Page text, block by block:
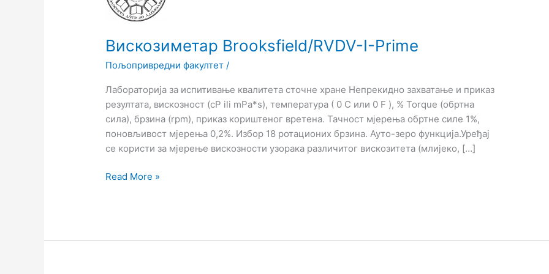
Вискозиметар Brooksfield/RVDV-I-Prime
Пољопривредни факултет /
Лабораторија за испитивање квалитета сточне хране Непрекидно захватање и приказ
резултата, вискозност (cP ili mPa*s), температура ( 0 C или 0 F ), % Torque (обртна
сила), брзина (rpm), приказ кориштеног вретена. Тачност мјерења обртне силе 1%,
поновљивост мјерења 0,2%. Избор 18 ротационих брзина. Ауто-зеро функција.Уређај
се користи за мјерење вискозности узорака различитог вискозитета (млијеко, […]
Prime
Read More »